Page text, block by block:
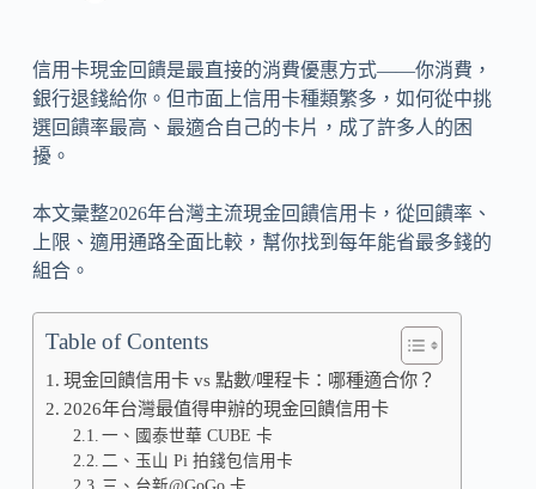
信用卡現金回饋是最直接的消費優惠方式——你消費，
銀行退錢給你。但市面上信用卡種類繁多，如何從中挑
選回饋率最高、最適合自己的卡片，成了許多人的困
擾。
本文彙整2026年台灣主流現金回饋信用卡，從回饋率、
上限、適用通路全面比較，幫你找到每年能省最多錢的
組合。
Table of Contents
現金回饋信用卡 vs 點數/哩程卡：哪種適合你？
2026年台灣最值得申辦的現金回饋信用卡
一、國泰世華 CUBE 卡
二、玉山 Pi 拍錢包信用卡